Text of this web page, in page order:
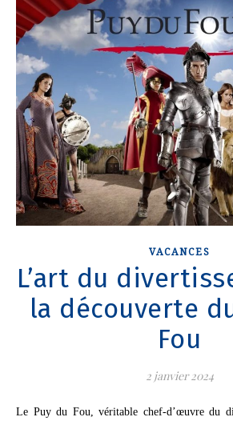
VACANCES
L’art du
la découverte
Fou
2 janvier 2024
Le Puy du Fou, véritable chef-d’œuvre du divertissement, offre une